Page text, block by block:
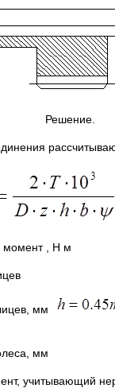
Решение.
момент , Н м
мм
мм
учитывающий